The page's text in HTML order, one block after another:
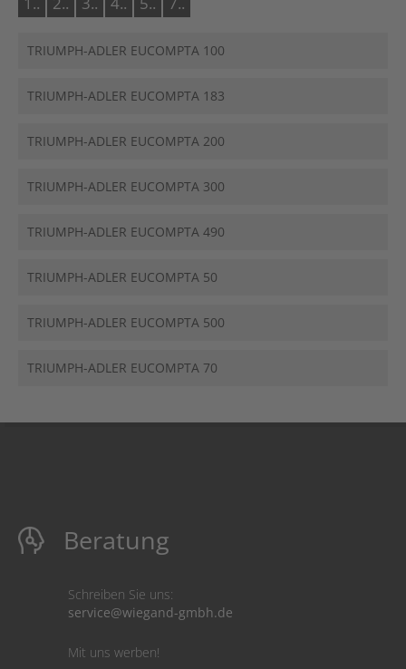
TRIUMPH-ADLER EUCOMPTA 100
TRIUMPH-ADLER EUCOMPTA 183
TRIUMPH-ADLER EUCOMPTA 200
TRIUMPH-ADLER EUCOMPTA 300
TRIUMPH-ADLER EUCOMPTA 490
TRIUMPH-ADLER EUCOMPTA 50
TRIUMPH-ADLER EUCOMPTA 500
TRIUMPH-ADLER EUCOMPTA 70
Beratung
Schreiben Sie uns:
service@wiegand-gmbh.de
Mit uns werben!